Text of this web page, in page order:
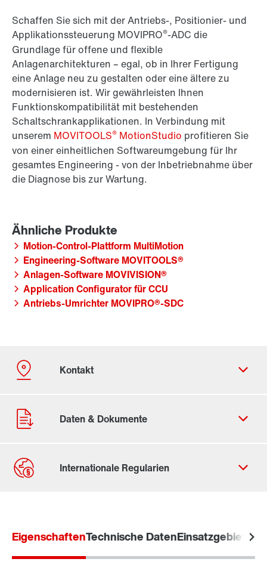
Schaffen Sie sich mit der Antriebs-, Positionier- und
Applikationssteuerung MOVIPRO®-ADC die
Grundlage für offene und flexible
Anlagenarchitekturen – egal, ob in Ihrer Fertigung
eine Anlage neu zu gestalten oder eine ältere zu
modernisieren ist. Wir gewährleisten Ihnen
Funktionskompatibilität mit bestehenden
Schaltschrankapplikationen. In Verbindung mit
unserem MOVITOOLS® MotionStudio profitieren Sie
von einer einheitlichen Softwareumgebung für Ihr
gesamtes Engineering - von der Inbetriebnahme über
die Diagnose bis zur Wartung.
Motion-Control-Plattform MultiMotion
Engineering-Software MOVITOOLS®
Anlagen-Software MOVIVISION®
Application Configurator für CCU
Antriebs-Umrichter MOVIPRO®-SDC
Standort Deutschland
EigenschaftenTechnische DatenEinsatzgebiete